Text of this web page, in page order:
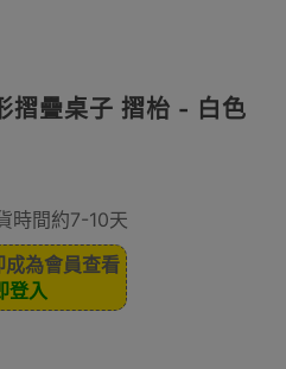
摺疊桌子 摺枱 - 白色
時間約7-10天
為會員查看
登入